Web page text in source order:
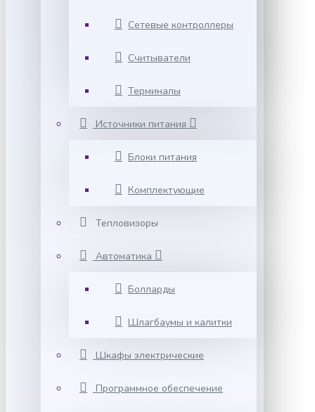
Сетевые контроллеры
Считыватели
Терминалы
Источники питания
Блоки питания
Комплектующие
Тепловизоры
Автоматика
Болларды
Шлагбаумы и калитки
Шкафы электрические
Программное обеспечение